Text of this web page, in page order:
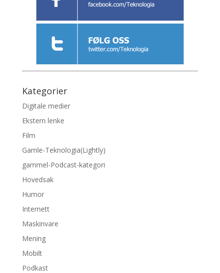
Kategorier
Digitale medier
Ekstern lenke
Film
Gamle-Teknologia(Lightly)
gammel-Podcast-kategori
Hovedsak
Humor
Internett
Maskinvare
Mening
Mobilt
Podkast